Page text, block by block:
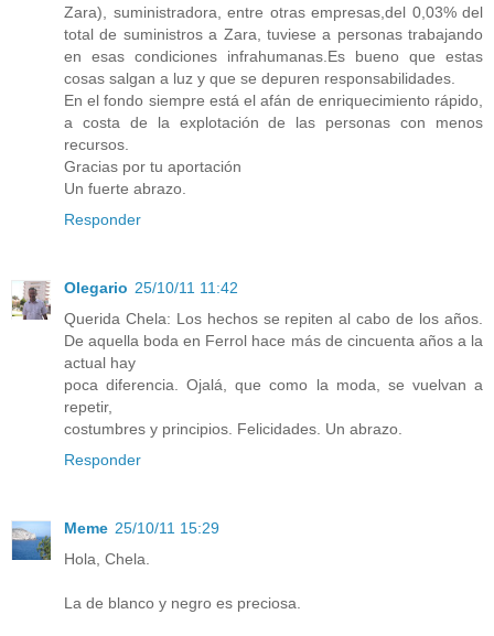
Zara), suministradora, entre otras empresas,del 0,03% del
total de suministros a Zara, tuviese a personas trabajando
en esas condiciones infrahumanas.Es bueno que estas
cosas salgan a luz y que se depuren responsabilidades.
En el fondo siempre está el afán de enriquecimiento rápido,
a costa de la explotación de las personas con menos
recursos.
Gracias por tu aportación
Un fuerte abrazo.
Responder
Olegario 25/10/11 11:42
Querida Chela: Los hechos se repiten al cabo de los años.
De aquella boda en Ferrol hace más de cincuenta años a la
actual hay
poca diferencia. Ojalá, que como la moda, se vuelvan a
repetir,
costumbres y principios. Felicidades. Un abrazo.
Responder
Meme 25/10/11 15:29
Hola, Chela.
La de blanco y negro es preciosa.